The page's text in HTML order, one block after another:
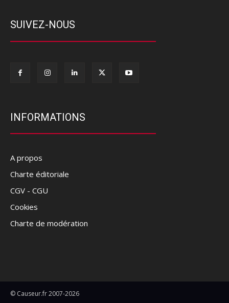
SUIVEZ-NOUS
INFORMATIONS
A propos
Charte éditoriale
CGV - CGU
Cookies
Charte de modération
© Causeur.fr 2007-2026